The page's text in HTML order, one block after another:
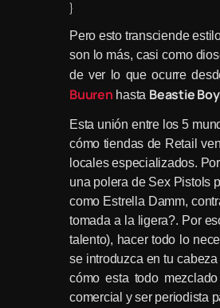
}
Pero esto transciende
son lo más, casi como
de ver lo que ocurre
Buuren hasta Beastie
Esta unión entre los 5
cómo tiendas de Retail
locales especializados.
una polera de Sex Pistols
como Estrella Damm,
tomada a la ligera?. Por
talento), hacer todo lo
se introduzca en tu
cómo esta todo
comercial y ser periodista